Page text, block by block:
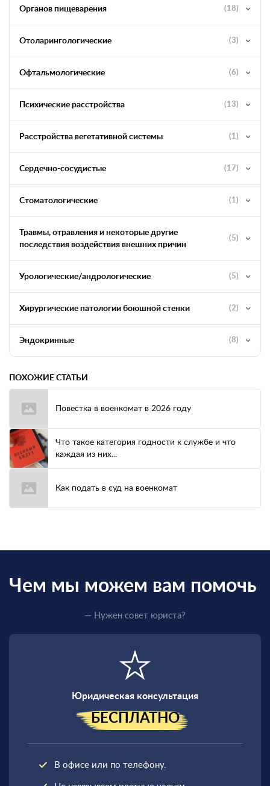
Органов пищеварения (18)
Отоларингологические (3)
Офтальмологические (6)
Психические расстройства (13)
Расстройства вегетативной системы (1)
Сердечно-сосудистые (17)
Стоматологические (1)
Травмы, отравления и некоторые другие
последствия воздействия внешних причин
(5)
Урологические/андрологические (5)
Хирургические патологии боюшной стенки (2)
Эндокринные (8)
ПОХОЖИЕ СТАТЬИ
Повестка в военкомат в 2026 году
Что такое категория годности к службе и что
каждая из них...
Как подать в суд на военкомат
Чем мы можем вам помочь
— Нужен совет юриста?
Юридическая консультация
БЕСПЛАТНО
В офисе или по телефону.